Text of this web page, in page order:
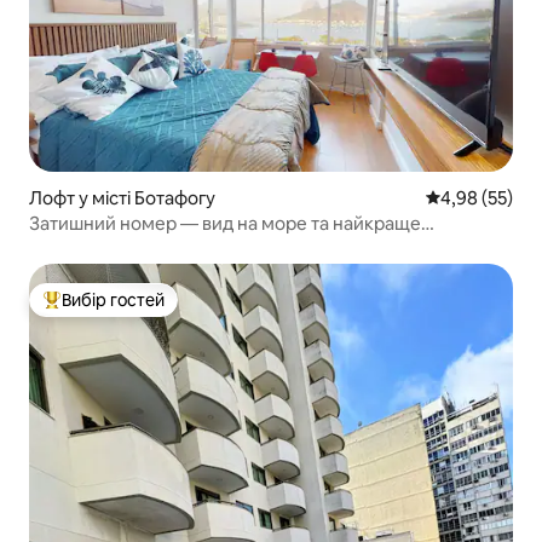
Лофт у місті Ботафогу Середня
4,98 (55)
Затишний номер — вид на море та найкраще
Топ вибір гостей
Вибір гостей